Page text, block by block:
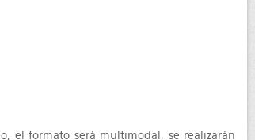
el formato será multimodal, se realizarán